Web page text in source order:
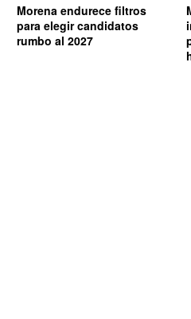
Morena endurece filtros
para elegir candidatos
rumbo al 2027